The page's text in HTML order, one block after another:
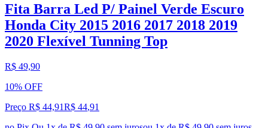
Fita Barra Led P/ Painel Verde Escuro
Honda City 2015 2016 2017 2018 2019
2020 Flexível Tunning Top
R$ 49,90
10% OFF
Preço R$ 44,91R$ 44,91